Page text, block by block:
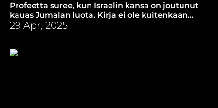
Profeetta suree, kun Israelin kansa on joutunut
kauas Jumalan luota. Kirja ei ole kuitenkaan
lohduton, se puhuu armosta ja laupeudesta.
29 Apr, 2025